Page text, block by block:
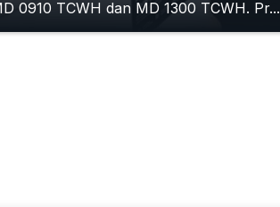
0910 TCWH dan MD 1300 TCWH. Pr...